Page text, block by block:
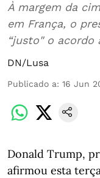
À margem da
em França, o
“justo" o acordo
DN/Lusa
Publicado a: 16 Jun
Donald Trump,
afirmou esta